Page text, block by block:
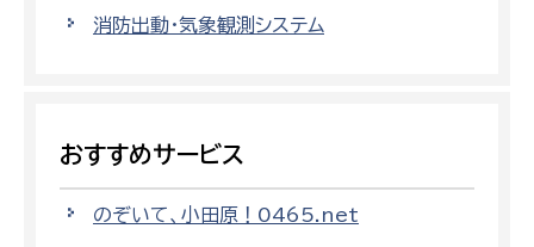
消防出動・気象観測システム
おすすめサービス
のぞいて、小田原！0465.net